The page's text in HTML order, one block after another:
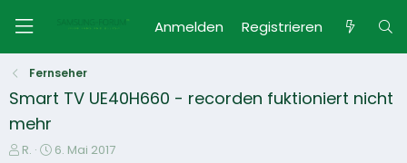
Anmelden Registrieren
Fernseher
Smart TV UE40H660 - recorden fuktioniert nicht
mehr
E
R.
E
6. Mai 2017